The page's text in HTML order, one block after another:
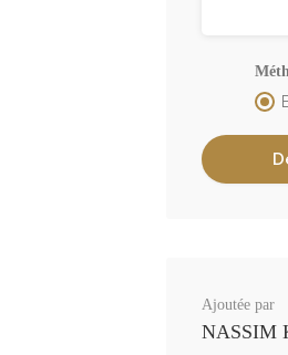
Ajoutée par
NASSIM